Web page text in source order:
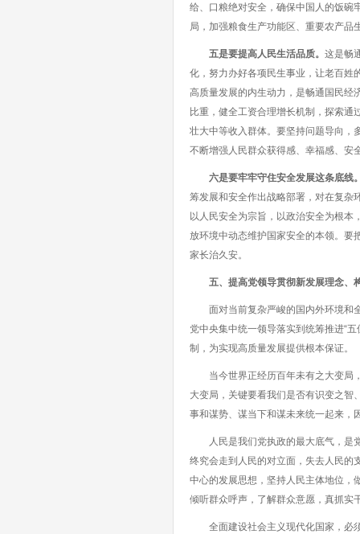
给、口粮绝对安全，确保中国人的饭碗
局，加强粮食生产功能区、重要农产品
五是要提高人民生活品质。 这是畅
化，努力办好各项民生事业，让老百姓
高质量发展的内生动力，是畅通国民经
比重，健全工资合理增长机制，探索通
壮大中等收入群体。要坚持问题导向，
不断增强人民群众获得感、幸福感、安
六是要牢牢守住安全发展这条底线
筹发展和安全作出战略部署，对在复杂
以人民安全为宗旨，以政治安全为根本
放环境中动态维护国家安全的本领。要
家长治久安。
五、提高党领导贯彻新发展理念、
面对当前复杂严峻的国内外环境和全
党中央集中统一领导落实到统筹推进“
制，为实现高质量发展提供根本保证。
当今世界正经历百年未有之大变局，
大变局，关键要看我们是否有识变之智
事和谋势、谋当下和谋未来统一起来，
人民是我们党执政的最大底气，是党
终究会走到人民的对立面，失去人民的
中心的发展思想，坚持人民主体地位，
倾听群众呼声，了解群众意愿，真抓实
全面建设社会主义现代化国家，必须